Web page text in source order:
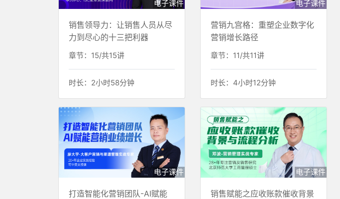
电子课件
销售领导力：让销售人员从尽
力到尽心的十三把利器
章节：15/共15讲
时长：2小时58分钟
电子课件
营销九宫格：重塑企业数字化
营销增长路径
章节：11/共11讲
时长：4小时12分钟
电子课件
打造智能化营销团队-AI赋能
电子课件
销售赋能之应收账款催收背景